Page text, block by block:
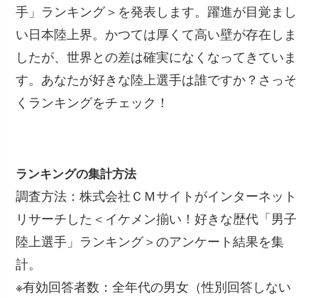
手」ランキング＞を発表します。躍進が目覚まし
い日本陸上界。かつては厚くて高い壁が存在しま
したが、世界との差は確実になくなってきていま
す。あなたが好きな陸上選手は誰ですか？さっそ
くランキングをチェック！
ランキングの集計方法
調査方法：株式会社ＣＭサイトがインターネット
リサーチした＜イケメン揃い！好きな歴代「男子
陸上選手」ランキング＞のアンケート結果を集
計。
※有効回答者数：全年代の男女（性別回答しない